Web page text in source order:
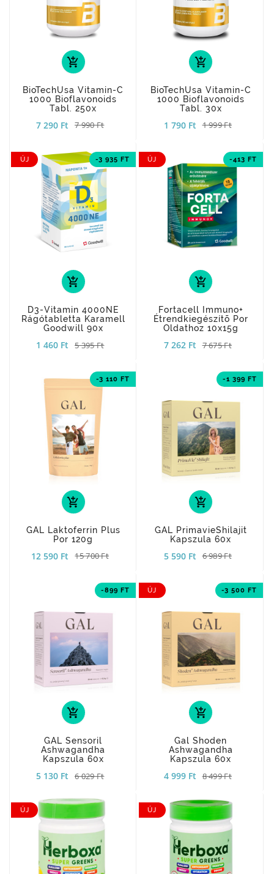
add_shopping_cart
BioTechUsa Vitamin-C
1000 Bioflavonoids
Tabl. 250x
7 290 Ft 7 990 Ft
add_shopping_cart
BioTechUsa Vitamin-C
1000 Bioflavonoids
Tabl. 30x
1 790 Ft 1 999 Ft
ÚJ -3 935 FT
add_shopping_cart
D3-Vitamin 4000NE
Rágótabletta Karamell
Goodwill 90x
1 460 Ft 5 395 Ft
ÚJ -413 FT
add_shopping_cart
Fortacell Immuno+
Étrendkiegészítõ Por
Oldathoz 10x15g
7 262 Ft 7 675 Ft
-3 110 FT
add_shopping_cart
GAL Laktoferrin Plus
Por 120g
12 590 Ft 15 700 Ft
-1 399 FT
add_shopping_cart
GAL PrimavieShilajit
Kapszula 60x
5 590 Ft 6 989 Ft
-899 FT
add_shopping_cart
GAL Sensoril
Ashwagandha
Kapszula 60x
5 130 Ft 6 029 Ft
ÚJ -3 500 FT
add_shopping_cart
Gal Shoden
Ashwagandha
Kapszula 60x
4 999 Ft 8 499 Ft
ÚJ ÚJ